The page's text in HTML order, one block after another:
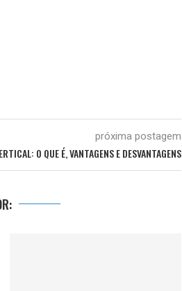
próxima postagem
O QUE É, VANTAGENS E DESVANTAGENS